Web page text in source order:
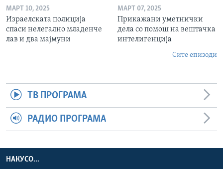
МАРТ 10, 2025
Израелската полиција
спаси нелегално младенче
лав и два мајмуни
МАРТ 07, 2025
Прикажани уметнички
дела со помош на вештачка
интелигенција
Сите епизоди
ТВ ПРОГРАМА
РАДИО ПРОГРАМА
НАКУСО...